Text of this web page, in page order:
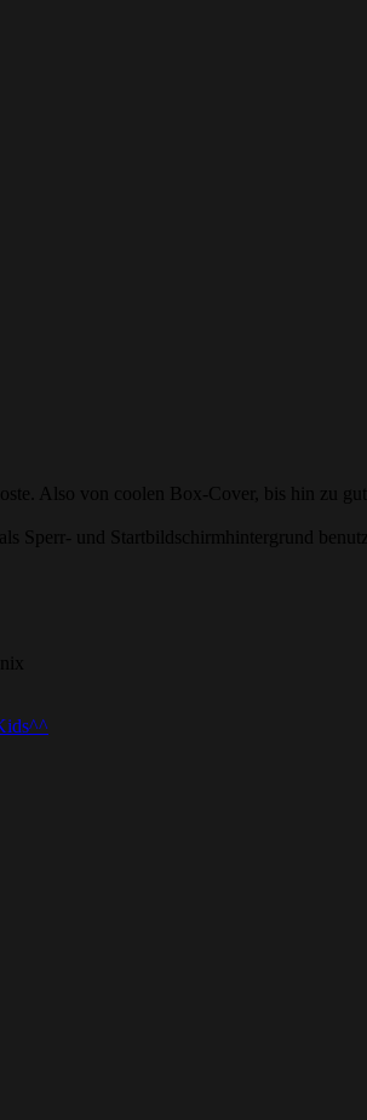
Also von coolen Box-Cover, bis hin zu
Sperr- und Startbildschirmhintergrund